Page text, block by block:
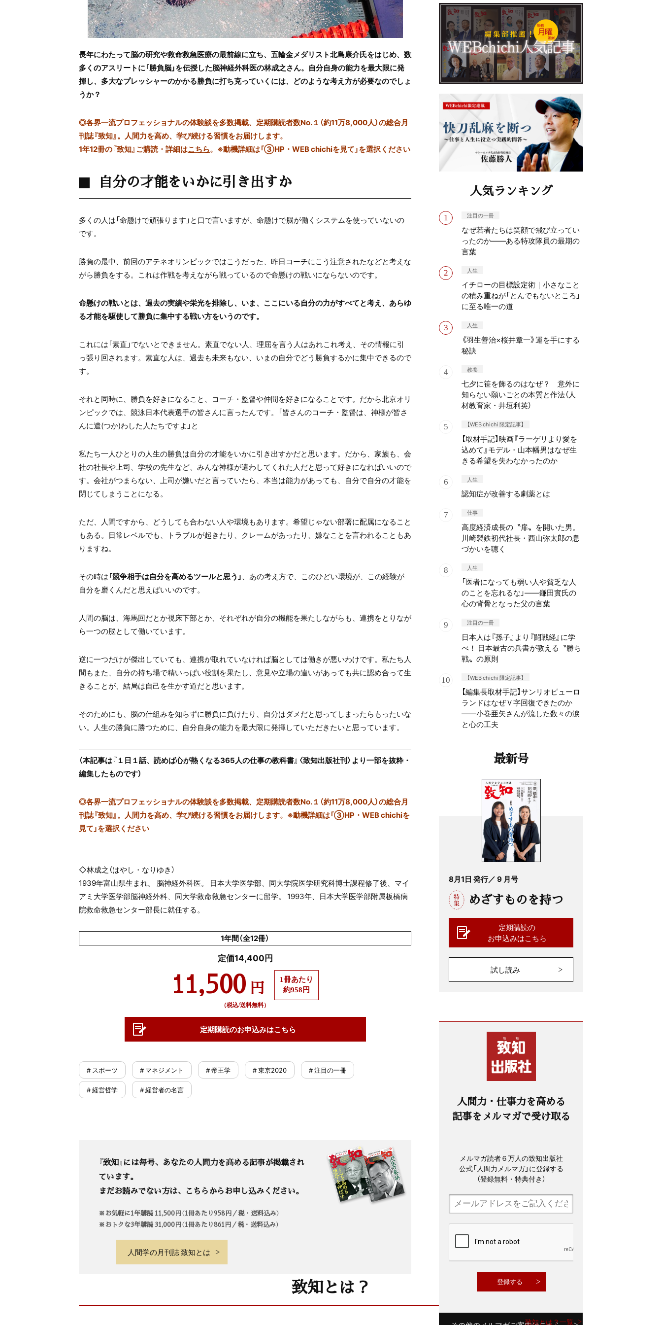
長年にわたって脳の研究や救命救急医療の最前線に立ち、五輪金メダリスト北島康介氏をはじめ、数
多くのアスリートに「勝負脳」を伝授した脳神経外科医の林成之さん。自分自身の能力を最大限に発
揮し、多大なプレッシャーのかかる勝負に打ち克っていくには、どのような考え方が必要なのでしょ
うか？
◎各界一流プロフェッショナルの体験談を多数掲載、定期購読者数No.１（約11万8,000人）の総合月
刊誌『致知』。人間力を高め、学び続ける習慣をお届けします。
1年12冊の『致知』ご購読・詳細はこちら。 ※動機詳細は「③HP・WEB chichiを見て」を選択ください
自分の才能をいかに引き出すか
多くの人は「命懸けで頑張ります」と口で言いますが、命懸けで脳が働くシステムを使っていないの
です。
勝負の最中、前回のアテネオリンピックではこうだった、昨日コーチにこう注意されたなどと考えな
がら勝負をする。これは作戦を考えながら戦っているので命懸けの戦いにならないのです。
命懸けの戦いとは、過去の実績や栄光を排除し、いま、ここにいる自分の力がすべてと考え、あらゆ
る才能を駆使して勝負に集中する戦い方をいうのです。
これには「素直」でないとできません。素直でない人、理屈を言う人はあれこれ考え、その情報に引
っ張り回されます。素直な人は、過去も未来もない、いまの自分でどう勝負するかに集中できるので
す。
それと同時に、勝負を好きになること、コーチ・監督や仲間を好きになることです。だから北京オリ
ンピックでは、競泳日本代表選手の皆さんに言ったんです。「皆さんのコーチ・監督は、神様が皆さ
んに遣(つか)わした人たちですよ」と
私たち一人ひとりの人生の勝負は自分の才能をいかに引き出すかだと思います。だから、家族も、会
社の社長や上司、学校の先生など、みんな神様が遣わしてくれた人だと思って好きになればいいので
す。会社がつまらない、上司が嫌いだと言っていたら、本当は能力があっても、自分で自分の才能を
閉じてしまうことになる。
ただ、人間ですから、どうしても合わない人や環境もあります。希望じゃない部署に配属になること
もある。日常レベルでも、トラブルが起きたり、クレームがあったり、嫌なことを言われることもあ
りますね。
その時は「競争相手は自分を高めるツールと思う」、あの考え方で、このひどい環境が、この経験が
自分を磨くんだと思えばいいのです。
人間の脳は、海馬回だとか視床下部とか、それぞれが自分の機能を果たしながらも、連携をとりなが
ら一つの脳として働いています。
逆に一つだけが傑出していても、連携が取れていなければ脳としては働きが悪いわけです。私たち人
間もまた、自分の持ち場で精いっぱい役割を果たし、意見や立場の違いがあっても共に認め合って生
きることが、結局は自己を生かす道だと思います。
そのためにも、脳の仕組みを知らずに勝負に負けたり、自分はダメだと思ってしまったらもったいな
い。人生の勝負に勝つために、自分自身の能力を最大限に発揮していただきたいと思っています。
（本記事は『１日１話、読めば心が熱くなる365人の仕事の教科書』〈致知出版社刊〉より一部を抜粋・
編集したものです）
◎各界一流プロフェッショナルの体験談を多数掲載、定期購読者数No.１（約11万8,000人）の総合月
刊誌『致知』。人間力を高め、学び続ける習慣をお届けします。※動機詳細は「③HP・WEB chichiを
見て」を選択ください
◇林成之（はやし・なりゆき）
1939年富山県生まれ。 脳神経外科医。 日本大学医学部、同大学院医学研究科博士課程修了後、マイ
アミ大学医学部脳神経外科、同大学救命救急センターに留学。 1993年、日本大学医学部附属板橋病
院救命救急センター部長に就任する。
1年間（全12冊）
定価14,400円
11,500 円
1冊あたり
約958円
（税込/送料無料）
定期購読のお申込みはこちら
# スポーツ # マネジメント # 帝王学 # 東京2020 # 注目の一冊
# 経営哲学 # 経営者の名言
『致知』には毎号、あなたの人間力を高める記事が掲載され
ています。
まだお読みでない方は、こちらからお申し込みください。
※お気軽に1年購読 11,500円（1冊あたり958円／税・送料込み）
※おトクな3年購読 31,000円（1冊あたり861円／税・送料込み）
人間学の月刊誌 致知とは
致知とは？
致知とは？一覧
人気ランキング
注目の一冊
なぜ若者たちは笑顔で飛び立ってい
ったのか——ある特攻隊員の最期の
言葉
人生
イチローの目標設定術｜小さなこと
の積み重ねが「とんでもないところ」
に至る唯一の道
人生
《羽生善治×桜井章一》運を手にする
秘訣
教養
七夕に笹を飾るのはなぜ？ 意外に
知らない願いごとの本質と作法（人
材教育家・井垣利英）
【WEB chichi 限定記事】
【取材手記】映画『ラーゲリより愛を
込めて』モデル・山本幡男はなぜ生
きる希望を失わなかったのか
人生
認知症が改善する劇薬とは
仕事
高度経済成長の〝扉〟を開いた男。
川崎製鉄初代社長・西山弥太郎の息
づかいを聴く
人生
「医者になっても弱い人や貧乏な人
のことを忘れるな」——鎌田實氏の
心の背骨となった父の言葉
注目の一冊
日本人は『孫子』より『闘戦経』に学
べ！ 日本最古の兵書が教える〝勝ち
戦〟の原則
【WEB chichi 限定記事】
【編集長取材手記】サンリオピューロ
ランドはなぜＶ字回復できたのか
——小巻亜矢さんが流した数々の涙
と心の工夫
最新号
8月1日 発行／ 9 月号
めざすものを持つ
定期購読の
お申込みはこちら
試し読み
人間力・仕事力を高める
記事をメルマガで受け取る
メルマガ読者６万人の致知出版社
公式「人間力メルマガ」に登録する
（登録無料・特典付き）